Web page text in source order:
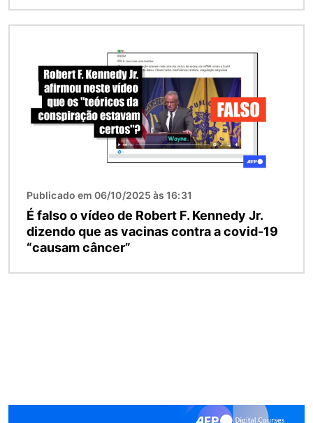
Publicado em 06/10/2025 às 16:31
É falso o vídeo de Robert F. Kennedy Jr.
dizendo que as vacinas contra a covid-19
“causam câncer”